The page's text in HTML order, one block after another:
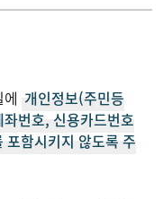
개인정보(주민등
번호, 신용카드번호
함시키지 않도록 주